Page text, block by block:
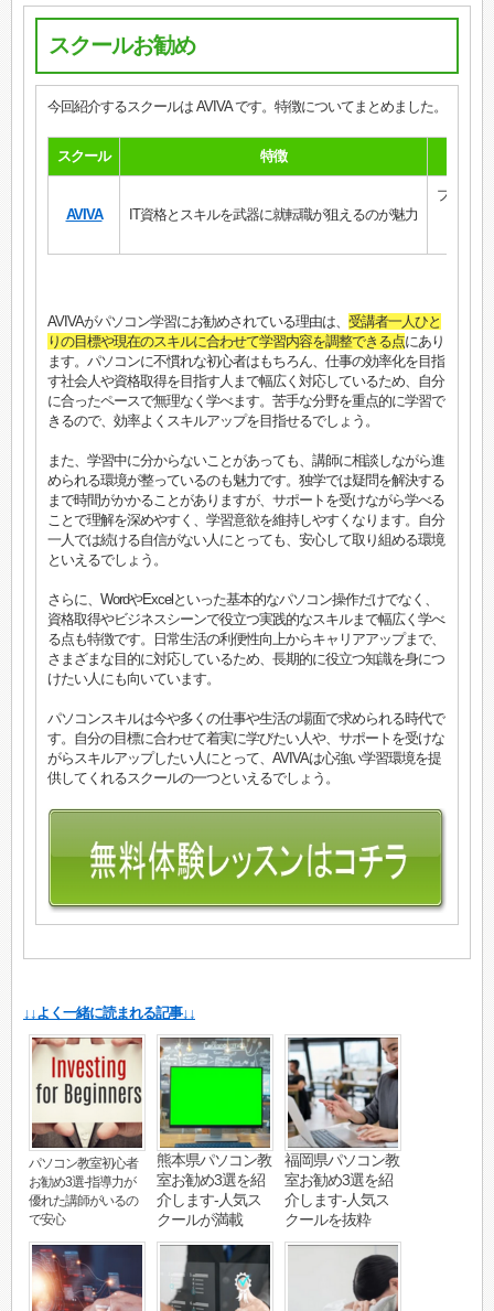
スクールお勧め
今回紹介するスクールは AVIVA です。特徴についてまとめました。
スクール 特徴
AVIVA IT資格とスキルを武器に就転職が狙えるのが魅力
プログラ
AVIVAがパソコン学習にお勧めされている理由は、 受講者一人ひと
りの目標や現在のスキルに合わせて学習内容を調整できる点にあり
ます。パソコンに不慣れな初心者はもちろん、仕事の効率化を目指
す社会人や資格取得を目指す人まで幅広く対応しているため、自分
に合ったペースで無理なく学べます。苦手な分野を重点的に学習で
きるので、効率よくスキルアップを目指せるでしょう。
また、学習中に分からないことがあっても、講師に相談しながら進
められる環境が整っているのも魅力です。独学では疑問を解決する
まで時間がかかることがありますが、サポートを受けながら学べる
ことで理解を深めやすく、学習意欲を維持しやすくなります。自分
一人では続ける自信がない人にとっても、安心して取り組める環境
といえるでしょう。
さらに、WordやExcelといった基本的なパソコン操作だけでなく、
資格取得やビジネスシーンで役立つ実践的なスキルまで幅広く学べ
る点も特徴です。日常生活の利便性向上からキャリアアップまで、
さまざまな目的に対応しているため、長期的に役立つ知識を身につ
けたい人にも向いています。
パソコンスキルは今や多くの仕事や生活の場面で求められる時代で
す。自分の目標に合わせて着実に学びたい人や、サポートを受けな
がらスキルアップしたい人にとって、AVIVAは心強い学習環境を提
供してくれるスクールの一つといえるでしょう。
↓↓よく一緒に読まれる記事↓↓
パソコン教室初心者
お勧め3選-指導力が
優れた講師がいるの
で安心
熊本県パソコン教
室お勧め3選を紹
介します-人気ス
クールが満載
福岡県パソコン教
室お勧め3選を紹
介します-人気ス
クールを抜粋